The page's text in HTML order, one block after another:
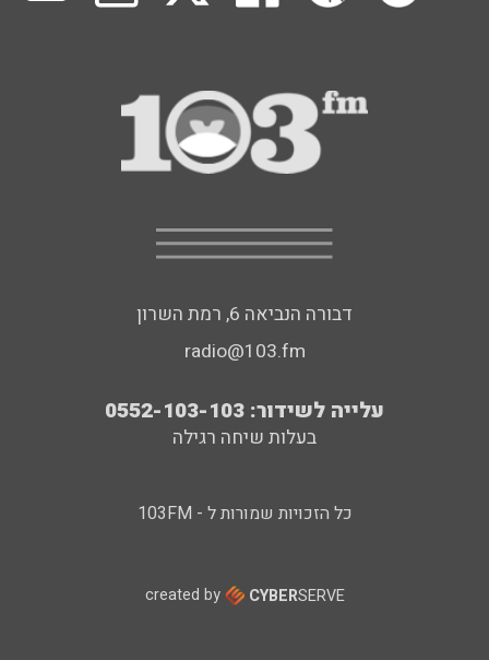
דבורה הנביאה 6, רמת השרון
radio@103.fm
עלייה לשידור: 0552-103-103
בעלות שיחה רגילה
כל הזכויות שמורות ל - 103FM
created by CYBERSERVE